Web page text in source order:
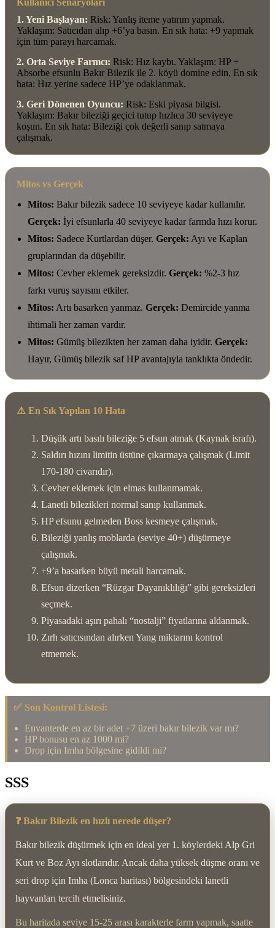
Kullanıcı Senaryoları
1. Yeni Başlayan: Risk: Yanlış iteme yatırım yapmak.
Yaklaşım: Satıcıdan alıp +6’ya basın. En sık hata: +9 yapmak
için tüm parayı harcamak.
2. Orta Seviye Farmcı: Risk: Hız kaybı. Yaklaşım: HP +
Absorbe efsunlu Bakır Bilezik ile 2. köyü domine edin. En sık
hata: Hız yerine sadece HP’ye odaklanmak.
3. Geri Dönenen Oyuncu: Risk: Eski piyasa bilgisi.
Yaklaşım: Bakır bileziği geçici tutup hızlıca 30 seviyeye
koşun. En sık hata: Bileziği çok değerli sanıp satmaya
çalışmak.
Mitos vs Gerçek
Mitos: Bakır bilezik sadece 10 seviyeye kadar kullanılır.
Gerçek: İyi efsunlarla 40 seviyeye kadar farmda hızı korur.
Mitos: Sadece Kurtlardan düşer. Gerçek: Ayı ve Kaplan
gruplarından da düşebilir.
Mitos: Cevher eklemek gereksizdir. Gerçek: %2-3 hız
farkı vuruş sayısını etkiler.
Mitos: Artı basarken yanmaz. Gerçek: Demircide yanma
ihtimali her zaman vardır.
Mitos: Gümüş bilezikten her zaman daha iyidir. Gerçek:
Hayır, Gümüş bilezik saf HP avantajıyla tanklıkta öndedir.
⚠️ En Sık Yapılan 10 Hata
Düşük artı basılı bileziğe 5 efsun atmak (Kaynak israfı).
Saldırı hızını limitin üstüne çıkarmaya çalışmak (Limit
170-180 civarıdır).
Cevher eklemek için elmas kullanmamak.
Lanetli bilezikleri normal sanıp kullanmak.
HP efsunu gelmeden Boss kesmeye çalışmak.
Bileziği yanlış moblarda (seviye 40+) düşürmeye
çalışmak.
+9’a basarken büyü metali harcamak.
Efsun dizerken “Rüzgar Dayanıklılığı” gibi gereksizleri
seçmek.
Piyasadaki aşırı pahalı “nostalji” fiyatlarına aldanmak.
Zırh satıcısından alırken Yang miktarını kontrol
etmemek.
✅ Son Kontrol Listesi:
Envanterde en az bir adet +7 üzeri bakır bilezik var mı?
HP bonusu en az 1000 mi?
Drop için Imha bölgesine gidildi mi?
SSS
❓ Bakır Bilezik en hızlı nerede düşer?
Bakır bilezik düşürmek için en ideal yer 1. köylerdeki Alp Gri
Kurt ve Boz Ayı slotlarıdır. Ancak daha yüksek düşme oranı ve
seri drop için Imha (Lonca haritası) bölgesindeki lanetli
hayvanları tercih etmelisiniz.
Bu haritada seviye 15-25 arası karakterle farm yapmak, saatte